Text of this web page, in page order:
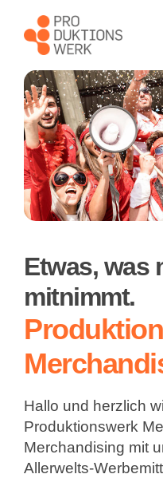
Etwas, was
mitnimmt.
Hallo und herzlich
Produktionswerk
Merchandising mit
Allerwelts-